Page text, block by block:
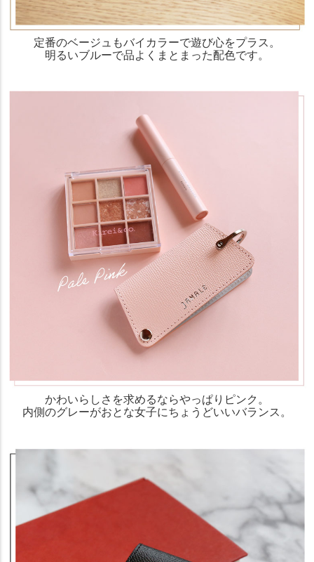
定番のベージュもバイカラーで遊び心をプラス。
明るいブルーで品よくまとまった配色です。
かわいらしさを求めるならやっぱりピンク。
内側のグレーがおとな女子にちょうどいいバランス。